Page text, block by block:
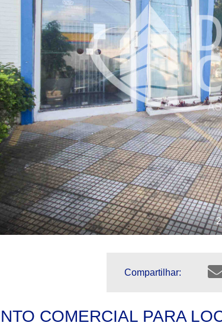
Compartilhar:
COMERCIAL PARA